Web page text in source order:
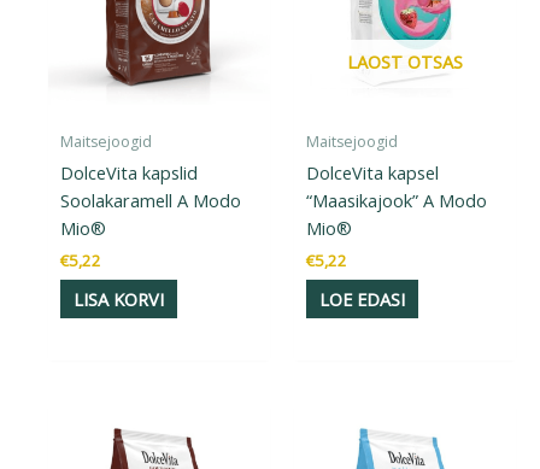
Maitsejoogid
DolceVita kapslid
Soolakaramell A Modo
Mio®
€5,22
LISA KORVI
LAOST OTSAS
Maitsejoogid
DolceVita kapsel
“Maasikajook” A Modo
Mio®
€5,22
LOE EDASI